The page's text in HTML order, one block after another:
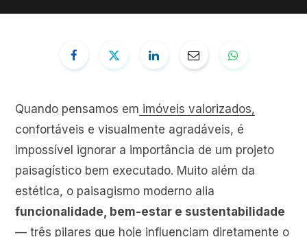
Quando pensamos em imóveis valorizados,
confortáveis e visualmente agradáveis, é
impossível ignorar a importância de um projeto
paisagístico bem executado. Muito além da
estética, o paisagismo moderno alia
funcionalidade, bem-estar e sustentabilidade
— três pilares que hoje influenciam diretamente o